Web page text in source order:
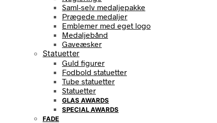
Saml-selv medaljepakke
Prægede medaljer
Emblemer med eget logo
Medaljebånd
Gaveæsker
Statuetter
Guld figurer
Fodbold statuetter
Tube statuetter
Statuetter
GLAS AWARDS
SPECIAL AWARDS
FADE